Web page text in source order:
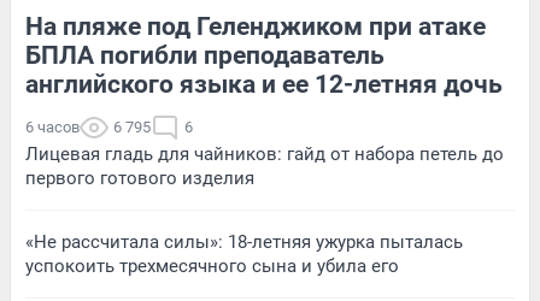
На пляже под Геленджиком при атаке
БПЛА погибли преподаватель
английского языка и ее 12-летняя дочь
6 часов 6 795 6
Лицевая гладь для чайников: гайд от набора петель до
первого готового изделия
«Не рассчитала силы»: 18-летняя ужурка пыталась
успокоить трехмесячного сына и убила его